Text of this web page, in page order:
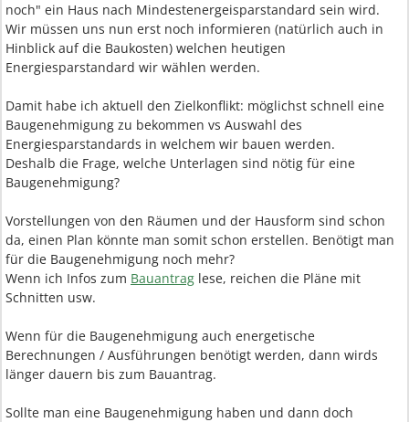
noch" ein Haus nach Mindestenergeisparstandard sein wird.
Wir müssen uns nun erst noch informieren (natürlich auch in
Hinblick auf die Baukosten) welchen heutigen
Energiesparstandard wir wählen werden.
Damit habe ich aktuell den Zielkonflikt: möglichst schnell eine
Baugenehmigung zu bekommen vs Auswahl des
Energiesparstandards in welchem wir bauen werden.
Deshalb die Frage, welche Unterlagen sind nötig für eine
Baugenehmigung?
Vorstellungen von den Räumen und der Hausform sind schon
da, einen Plan könnte man somit schon erstellen. Benötigt man
für die Baugenehmigung noch mehr?
Wenn ich Infos zum Bauantrag lese, reichen die Pläne mit
Schnitten usw.
Wenn für die Baugenehmigung auch energetische
Berechnungen / Ausführungen benötigt werden, dann wirds
länger dauern bis zum Bauantrag.
Sollte man eine Baugenehmigung haben und dann doch